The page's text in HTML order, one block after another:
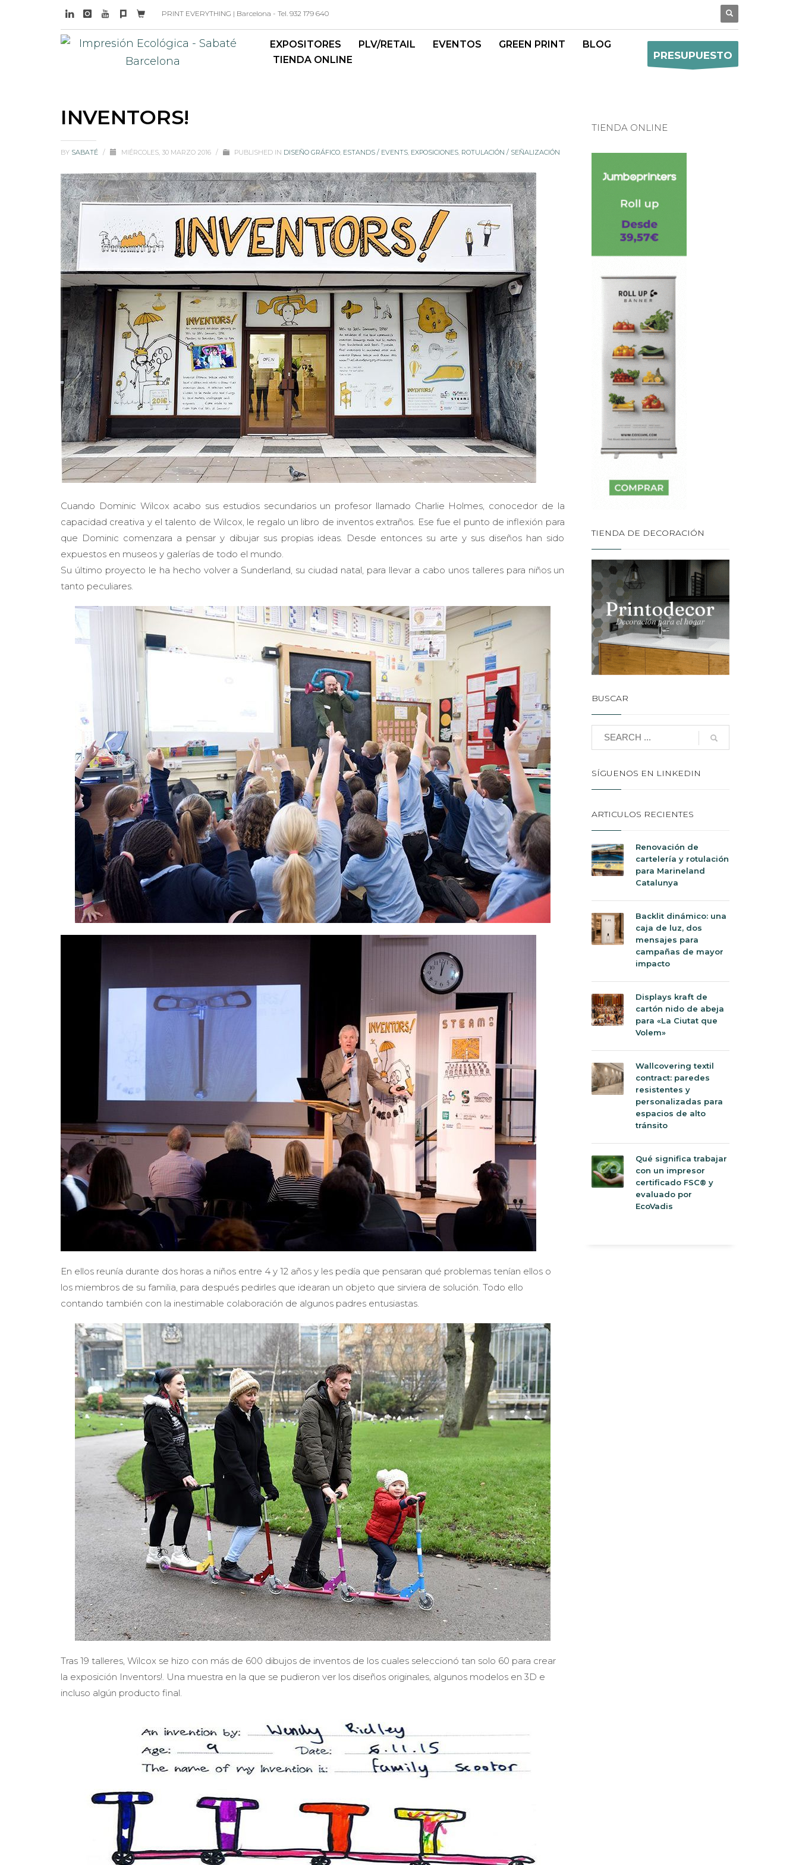
PRINT EVERYTHING | Barcelona - Tel. 932 179 640
EXPOSITORES PLV/RETAIL EVENTOS GREEN PRINT
BLOG
TIENDA ONLINE
PRESUPUESTO
INVENTORS!
BY SABATÉ / MIÉRCOLES, 30 MARZO 2016 / PUBLISHED IN DISEÑO GRÁFICO, ESTANDS / EVENTS, EXPOSICIONES, ROTULACIÓN / SEÑALIZACIÓN
Cuando Dominic Wilcox acabo sus estudios secundarios un profesor llamado Charlie Holmes, conocedor de la
capacidad creativa y el talento de Wilcox, le regalo un libro de inventos extraños. Ese fue el punto de inflexión para
que Dominic comenzara a pensar y dibujar sus propias ideas. Desde entonces su arte y sus diseños han sido
expuestos en museos y galerías de todo el mundo.
Su último proyecto le ha hecho volver a Sunderland, su ciudad natal, para llevar a cabo unos talleres para niños un
tanto peculiares.
En ellos reunía durante dos horas a niños entre 4 y 12 años y les pedía que pensaran qué problemas tenían ellos o
los miembros de su familia, para después pedirles que idearan un objeto que sirviera de solución. Todo ello
contando también con la inestimable colaboración de algunos padres entusiastas.
Tras 19 talleres, Wilcox se hizo con más de 600 dibujos de inventos de los cuales seleccionó tan solo 60 para crear
la exposición Inventors!. Una muestra en la que se pudieron ver los diseños originales, algunos modelos en 3D e
incluso algún producto final.
TIENDA ONLINE
TIENDA DE DECORACIÓN
BUSCAR
SÍGUENOS EN LINKEDIN
ARTICULOS RECIENTES
Renovación de
cartelería y rotulación
para Marineland
Catalunya
Backlit dinámico: una
caja de luz, dos
mensajes para
campañas de mayor
impacto
Displays kraft de
cartón nido de abeja
para «La Ciutat que
Volem»
Wallcovering textil
contract: paredes
resistentes y
personalizadas para
espacios de alto
tránsito
Qué significa trabajar
con un impresor
certificado FSC® y
evaluado por
EcoVadis